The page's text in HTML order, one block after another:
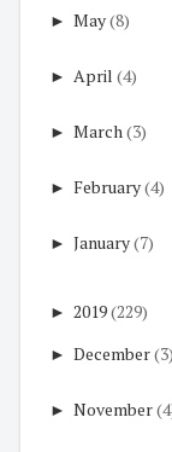
► May(8)
► April (4)
► March(3)
► February(4)
► January(7)
► 2019(229)
► December(3)
► November